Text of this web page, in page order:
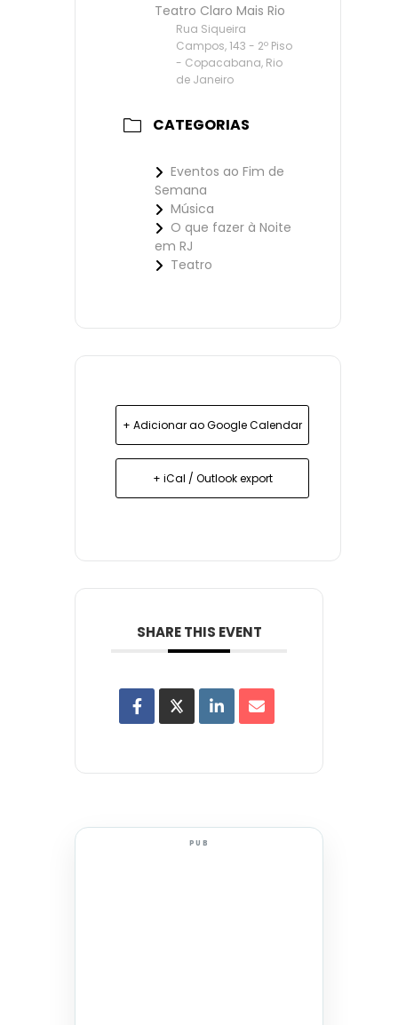
Teatro Claro Mais Rio
Rua Siqueira
Campos, 143 - 2º Piso
- Copacabana, Rio
de Janeiro
CATEGORIAS
Eventos ao Fim de
Semana
Música
O que fazer à Noite
em RJ
Teatro
+ Adicionar ao Google Calendar
+ iCal / Outlook export
SHARE THIS EVENT
PUB